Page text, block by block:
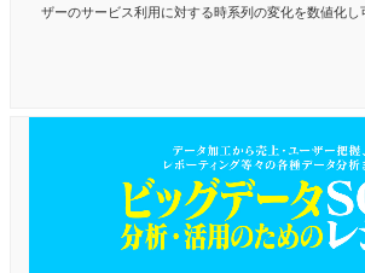
ザーのサービス利用に対する時系列の変化を数値化し